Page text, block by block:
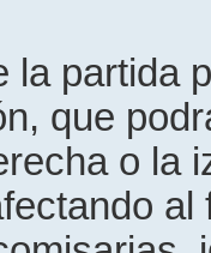
la partida
que
o la
al